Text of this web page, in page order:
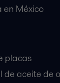
en México
placas
de aceite de